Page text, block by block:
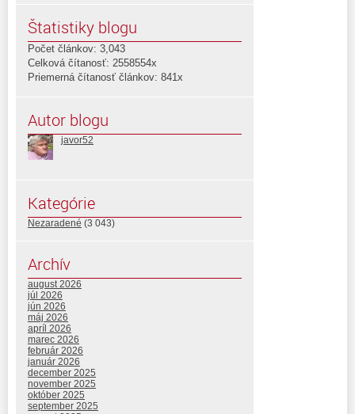
Štatistiky blogu
Počet článkov: 3,043
Celková čítanosť: 2558554x
Priemerná čítanosť článkov: 841x
Autor blogu
javor52
Kategórie
Nezaradené (3 043)
Archív
august 2026
júl 2026
jún 2026
máj 2026
apríl 2026
marec 2026
február 2026
január 2026
december 2025
november 2025
október 2025
september 2025